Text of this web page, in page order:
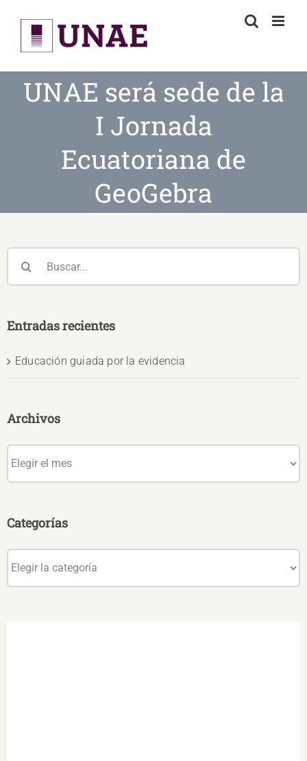
content
UNAE será sede de la
I Jornada
Ecuatoriana de
GeoGebra
Entradas recientes
Educación guiada por la evidencia
Archivos
Categorías